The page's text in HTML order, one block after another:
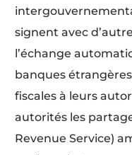
signent avec
l’échange
banques
fiscales à leurs
autorités les
Revenue Service)